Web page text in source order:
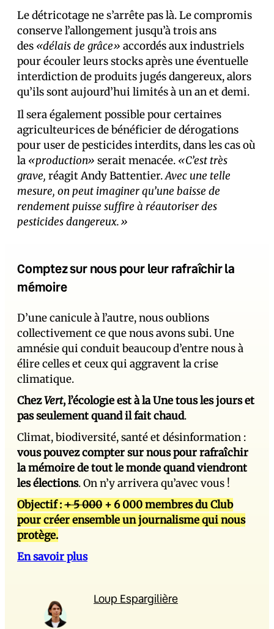
Le détricotage ne s’arrête pas là. Le compromis
conserve l’allongement jusqu’à trois ans
des «délais de grâce» accordés aux industriels
pour écouler leurs stocks après une éventuelle
interdiction de produits jugés dangereux, alors
qu’ils sont aujourd’hui limités à un an et demi.
Il sera également possible pour certain·es
agriculteur·ices de bénéficier de dérogations
pour user de pesticides interdits, dans les cas où
la «production» serait menacée. «C’est très
grave, réagit Andy Battentier.Avec une telle
mesure, on peut imaginer qu’une baisse de
rendement puisse suffire à réautoriser des
pesticides dangereux.»
Comptez sur nous pour leur rafraîchir la
mémoire
D’une canicule à l’autre, nous oublions
collectivement ce que nous avons subi. Une
amnésie qui conduit beaucoup d’entre nous à
élire celles et ceux qui aggravent la crise
climatique.
ChezVert, l’écologie est à la Une tous les jours et
pas seulement quand il fait chaud.
Climat, biodiversité, santé et désinformation :
vous pouvez compter sur nous pour rafraîchir
la mémoire de tout le monde quand viendront
les élections. On n’y arrivera qu’avec vous !
Objectif :+ 5 000 + 6 000 membres du Club
pour créer ensemble un journalisme qui nous
protège.
En savoir plus
Loup Espargilière